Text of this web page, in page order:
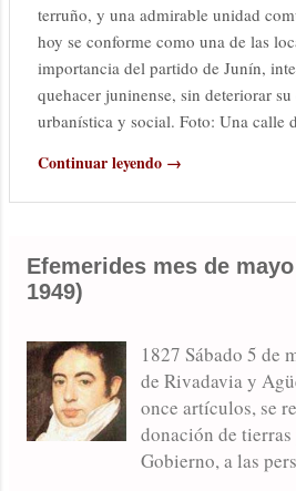
terruño, y una admirable unidad
hoy se conforme como una de las
importancia del partido de Junín,
quehacer juninense, sin deteriorar
urbanística y social. Foto: Una calle
Continuar leyendo →
Efemerides mes de mayo
1949)
1827 Sábado 5 de
de Rivadavia y
once artículos, se
donación de
Gobierno, a las